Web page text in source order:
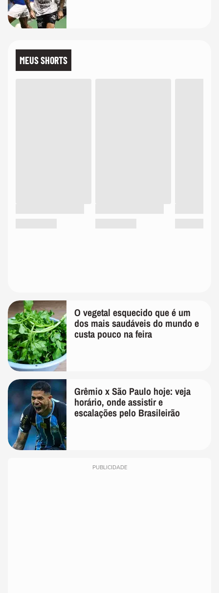
MEUS SHORTS
O vegetal esquecido que é um
dos mais saudáveis do mundo e
custa pouco na feira
Grêmio x São Paulo hoje: veja
horário, onde assistir e
escalações pelo Brasileirão
PUBLICIDADE